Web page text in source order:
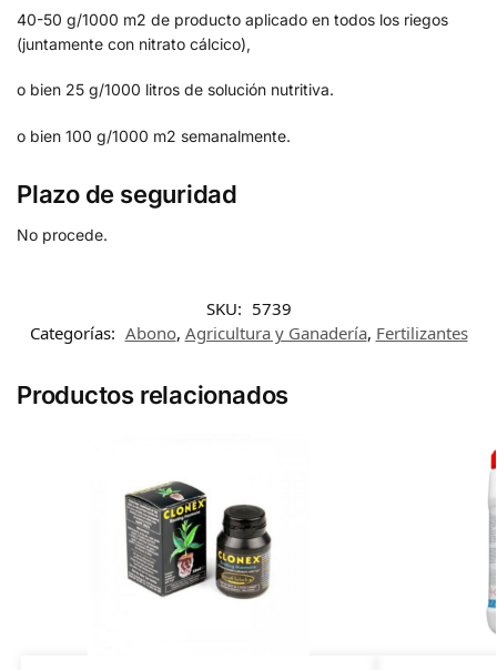
40-50 g/1000 m2 de producto aplicado en todos los riegos
(juntamente con nitrato cálcico),
o bien 25 g/1000 litros de solución nutritiva.
o bien 100 g/1000 m2 semanalmente.
Plazo de seguridad
No procede.
SKU: 5739
Categorías: Abono, Agricultura y Ganadería, Fertilizantes
Productos relacionados